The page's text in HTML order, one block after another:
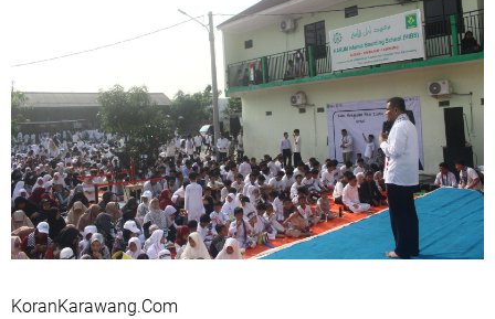
KoranKarawang.Com